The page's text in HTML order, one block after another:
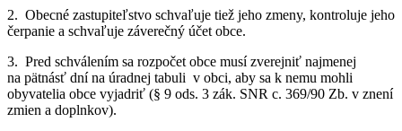
2. Obecné zastupiteľstvo schvaľuje tiež jeho zmeny, kontroluje jeho
čerpanie a schvaľuje záverečný účet obce.
3. Pred schválením sa rozpočet obce musí zverejniť najmenej
na pätnásť dní na úradnej tabuli v obci, aby sa k nemu mohli
obyvatelia obce vyjadriť (§ 9 ods. 3 zák. SNR c. 369/90 Zb. v znení
zmien a doplnkov).